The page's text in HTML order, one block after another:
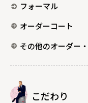
フォーマル
オーダーコート
その他のオーダー
こだわり